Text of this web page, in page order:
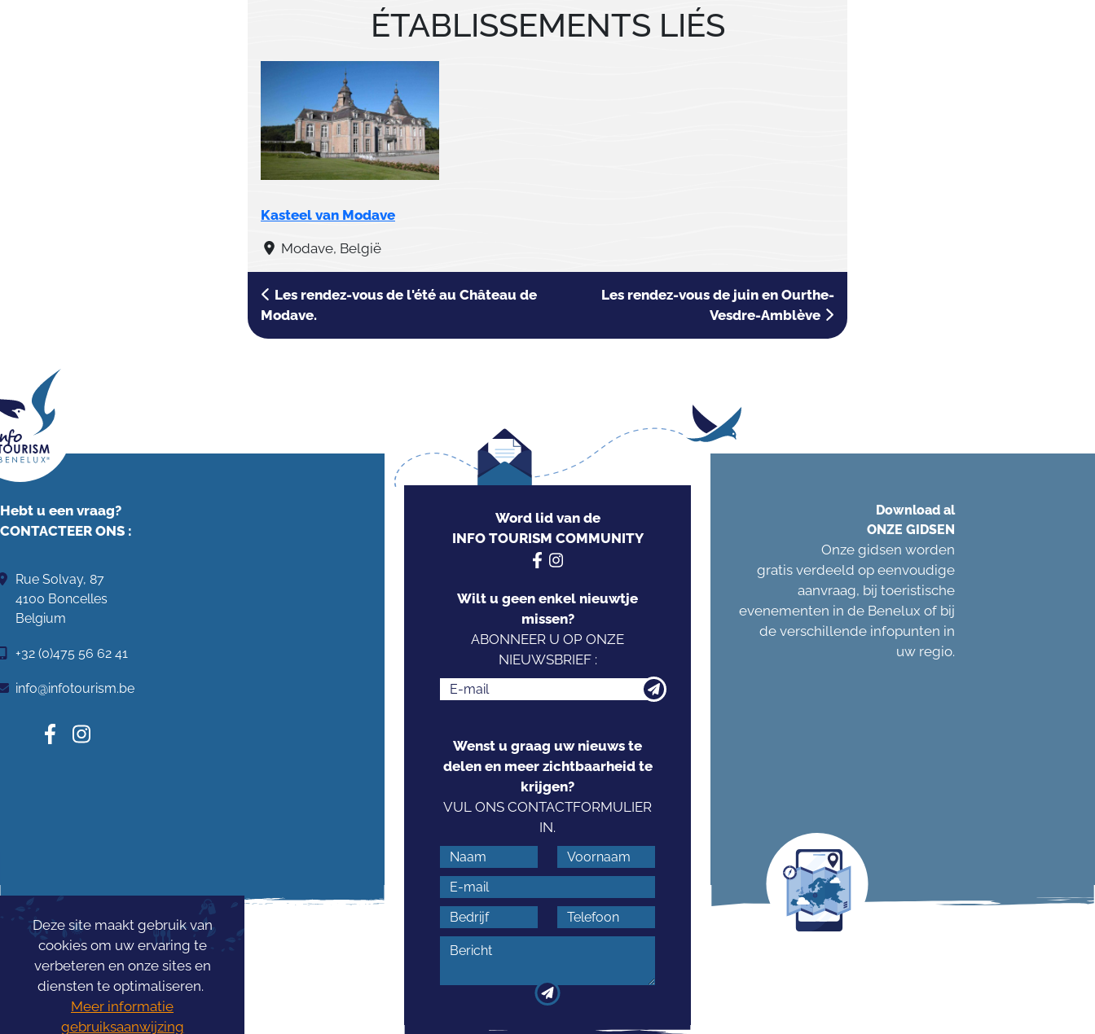
ÉTABLISSEMENTS LIÉS
Kasteel van Modave
Modave, België
Les rendez-vous de l'été au Château de
Modave.
Les rendez-vous de juin en Ourthe-
Vesdre-Amblève
Hebt u een vraag?
CONTACTEER ONS :
Rue Solvay, 87
4100 Boncelles
Belgium
+32 (0)475 56 62 41
info@infotourism.be
Word lid van de
INFO TOURISM COMMUNITY
Wilt u geen enkel nieuwtje
missen?
ABONNEER U OP ONZE
NIEUWSBRIEF :
Wenst u graag uw nieuws te
delen en meer zichtbaarheid te
krijgen?
VUL ONS CONTACTFORMULIER
IN.
Download al
ONZE GIDSEN
Onze gidsen worden
gratis verdeeld op eenvoudige
aanvraag, bij toeristische
evenementen in de Benelux of bij
de verschillende infopunten in
uw regio.
Deze site maakt gebruik van
cookies om uw ervaring te
verbeteren en onze sites en
diensten te optimaliseren.
Meer informatie
gebruiksaanwijzing